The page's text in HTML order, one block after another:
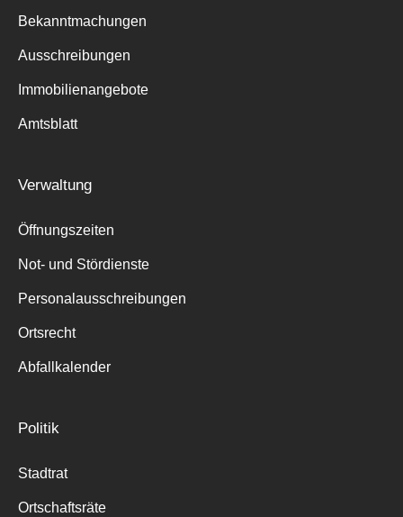
Bekanntmachungen
Ausschreibungen
Immobilienangebote
Amtsblatt
Verwaltung
Öffnungszeiten
Not- und Stördienste
Personalausschreibungen
Ortsrecht
Abfallkalender
Politik
Stadtrat
Ortschaftsräte